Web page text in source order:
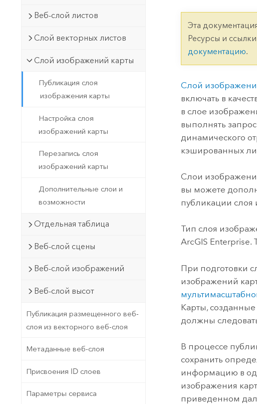
ГИС и картографии
Технология Developer
Создание картографических
приложений и приложений
пространственного анализа
Все продукты
Природные ресурсы
Все отрасли
Веб-слой листов
Слой векторных листов
Слой изображений карты
Публикация слоя
изображения карты
Настройка слоя
изображений карты
Перезапись слоя
изображений карты
Дополнительные слои и
возможности
Отдельная таблица
Веб-слой сцены
Веб-слой изображений
Веб-слой высот
Публикация размещенного веб-
слоя из векторного веб-слоя
Метаданные веб-слоя
Присвоения ID слоев
Параметры сервиса
Эта
Ресурсы и
документацию.
Слой
включать в
в слое
выполнять
динамического
кэшированных
Слои
вы можете
публикации слоя
Тип слоя
ArcGIS Enterprise.
При подготовки
изображений
Карты,
должны
В процессе
сохранить
информацию в
изображения
приведенном